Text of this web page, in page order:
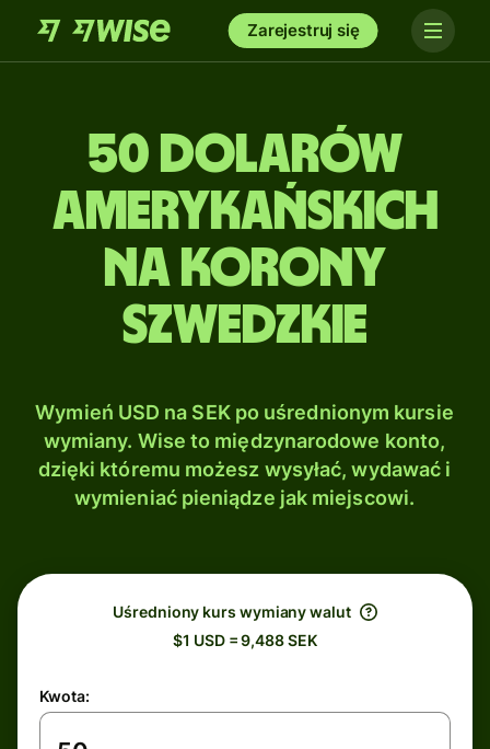
Zarejestruj się
50 Dolarów
amerykańskich
na Korony
szwedzkie
Wymień USD na SEK po uśrednionym kursie
wymiany. Wise to międzynarodowe konto,
dzięki któremu możesz wysyłać, wydawać i
wymieniać pieniądze jak miejscowi.
Uśredniony kurs wymiany walut
$1 USD = 9,488 SEK
Kwota: